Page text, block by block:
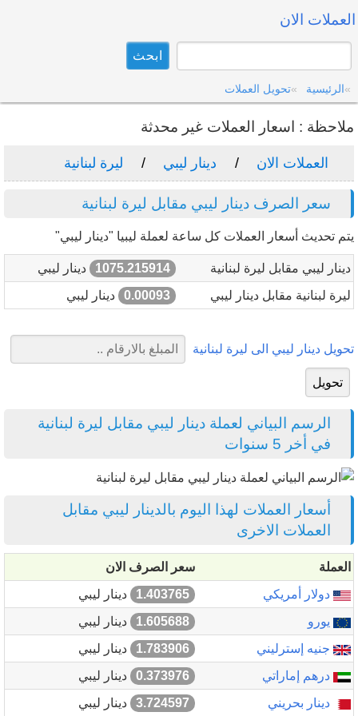
العملات الان
الرئيسية تحويل العملات
ملاحظة : اسعار العملات غير محدثة
العملات الان دينار ليبي ليرة لبنانية
سعر الصرف دينار ليبي مقابل ليرة لبنانية
يتم تحديث أسعار العملات كل ساعة لعملة ليبيا "دينار ليبي"
دينار ليبي مقابل ليرة لبنانية 1075.215914
دينار ليبي
ليرة لبنانية مقابل دينار ليبي
0.00093 دينار ليبي
تحويل دينار ليبي الى ليرة لبنانية
الرسم البياني لعملة دينار ليبي مقابل ليرة لبنانية
في أخر 5 سنوات
أسعار العملات لهذا اليوم بالدينار ليبي مقابل
العملات الاخرى
العملة
سعر الصرف الان
دولار أمريكي
1.403765
دينار ليبي
يورو
1.605688
دينار ليبي
جنيه إسترليني
1.783906
دينار ليبي
درهم إماراتي
0.373976
دينار ليبي
دينار بحريني
3.724597 دينار ليبي